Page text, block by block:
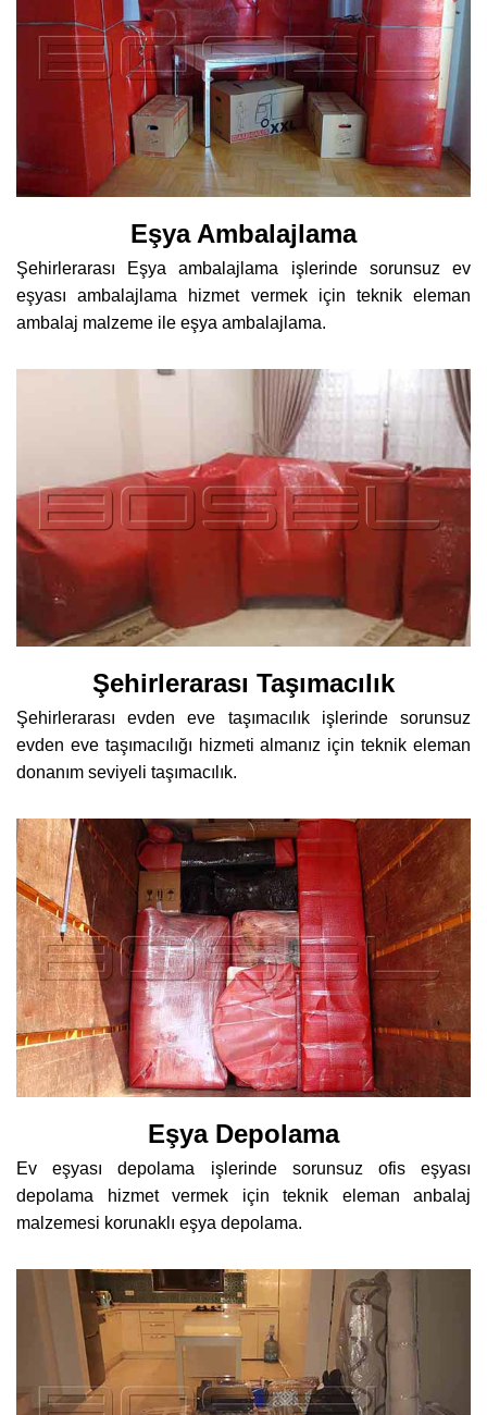
Eşya Ambalajlama
Şehirlerarası Eşya ambalajlama işlerinde sorunsuz ev
eşyası ambalajlama hizmet vermek için teknik eleman
ambalaj malzeme ile eşya ambalajlama.
Şehirlerarası Taşımacılık
Şehirlerarası evden eve taşımacılık işlerinde sorunsuz
evden eve taşımacılığı hizmeti almanız için teknik eleman
donanım seviyeli taşımacılık.
Eşya Depolama
Ev eşyası depolama işlerinde sorunsuz ofis eşyası
depolama hizmet vermek için teknik eleman anbalaj
malzemesi korunaklı eşya depolama.